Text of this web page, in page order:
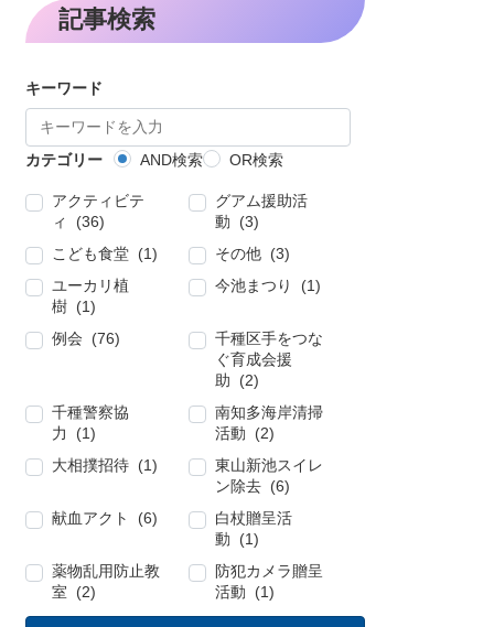
記事検索
キーワード
カテゴリー AND検索 OR検索
アクティビテ
ィ (36)
グアム援助活
動 (3)
こども食堂 (1)
その他 (3)
ユーカリ植
樹 (1)
今池まつり (1)
例会 (76)
千種区手をつな
ぐ育成会援
助 (2)
千種警察協
力 (1)
南知多海岸清掃
活動 (2)
大相撲招待 (1)
東山新池スイレ
ン除去 (6)
献血アクト (6)
白杖贈呈活
動 (1)
薬物乱用防止教
室 (2)
防犯カメラ贈呈
活動 (1)